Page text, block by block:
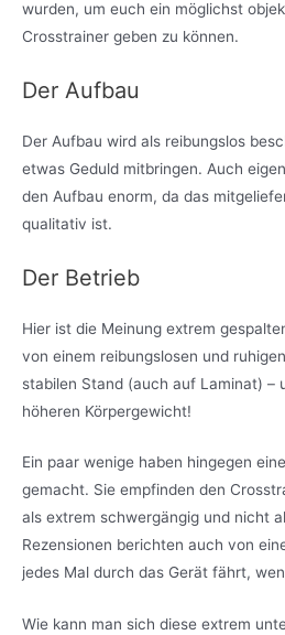
wurden, um euch ein möglichst
Crosstrainer geben zu können.
Der Aufbau
Der Aufbau wird als reibungslos
etwas Geduld mitbringen. Auch
den Aufbau enorm, da das
qualitativ ist.
Der Betrieb
Hier ist die Meinung extrem
von einem reibungslosen und
stabilen Stand (auch auf Laminat) –
höheren Körpergewicht!
Ein paar wenige haben hingegen
gemacht. Sie empfinden den
als extrem schwergängig und nicht
Rezensionen berichten auch von
jedes Mal durch das Gerät fährt,
Wie kann man sich diese extrem